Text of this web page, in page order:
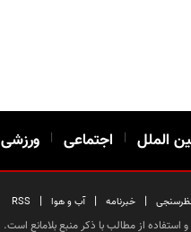
الملل | اجتماعی | ورزشی
| خبرنامه | آب و هوا |
RSS
از مطالب با ذکر منبع بلامانع است.